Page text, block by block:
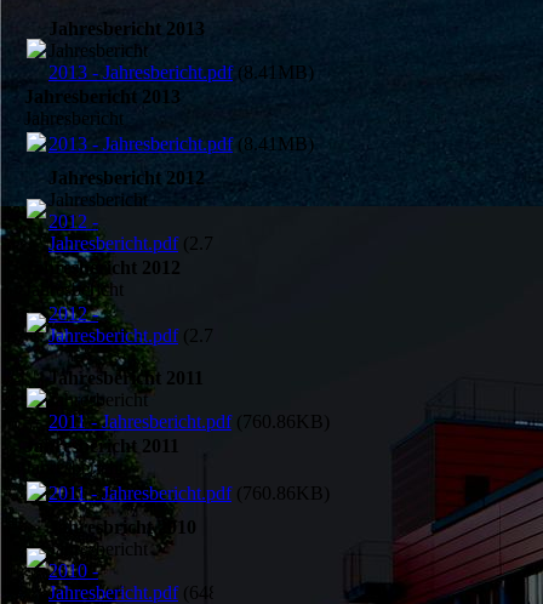
Jahresbericht 2013
Jahresbericht
2013 - Jahresbericht.pdf(8.41MB)
Jahresbericht 2013
Jahresbericht
2013 - Jahresbericht.pdf(8.41MB)
Jahresbericht 2012
Jahresbericht
2012 -
Jahresbericht.pdf(2.76MB)
Jahresbericht 2012
Jahresbericht
2012 -
Jahresbericht.pdf(2.76MB)
Jahresbericht 2011
Jahresbericht
2011 - Jahresbericht.pdf(760.86KB)
Jahresbericht 2011
Jahresbericht
2011 - Jahresbericht.pdf(760.86KB)
Jahresbricht 2010
Jahresbericht
2010 -
Jahresbericht.pdf(648.66KB)